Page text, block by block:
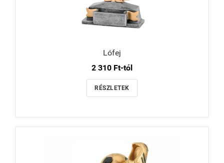
Lófej
2 310 Ft-tól
RÉSZLETEK